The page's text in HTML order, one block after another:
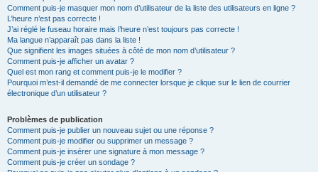
Comment puis-je masquer mon nom d’utilisateur de la liste des utilisateurs en ligne ?
L’heure n’est pas correcte !
J’ai réglé le fuseau horaire mais l’heure n’est toujours pas correcte !
Ma langue n’apparaît pas dans la liste !
Que signifient les images situées à côté de mon nom d’utilisateur ?
Comment puis-je afficher un avatar ?
Quel est mon rang et comment puis-je le modifier ?
Pourquoi m’est-il demandé de me connecter lorsque je clique sur le lien de courrier
électronique d’un utilisateur ?
Problèmes de publication
Comment puis-je publier un nouveau sujet ou une réponse ?
Comment puis-je modifier ou supprimer un message ?
Comment puis-je insérer une signature à mon message ?
Comment puis-je créer un sondage ?